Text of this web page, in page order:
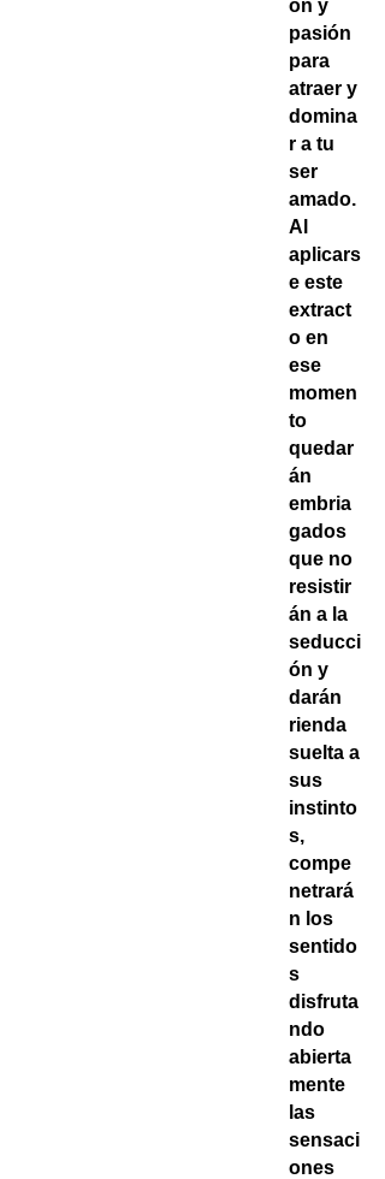
ón y
pasión
para
atraer y
domina
r a tu
ser
amado.
Al
aplicars
e este
extract
o en
ese
momen
to
quedar
án
embria
gados
que no
resistir
án a la
seducci
ón y
darán
rienda
suelta a
sus
instinto
s,
compe
netrará
n los
sentido
s
disfruta
ndo
abierta
mente
las
sensaci
ones